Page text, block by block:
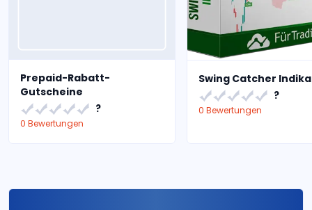
Prepaid-Rabatt-
Gutscheine
?
0 Bewertungen
Swing Catcher
?
0 Bewertungen